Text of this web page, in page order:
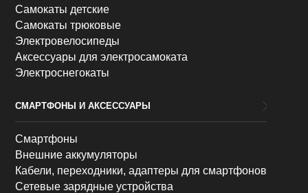
Самокаты детские
Самокаты трюковые
Электровелосипеды
Аксессуары для электросамоката
Электроснегокаты
СМАРТФОНЫ И АКСЕССУАРЫ
Смартфоны
Внешние аккумуляторы
Кабели, переходники, адаптеры для смартфонов
Сетевые зарядные устройства